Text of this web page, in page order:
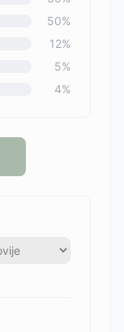
50%
12%
5%
4%